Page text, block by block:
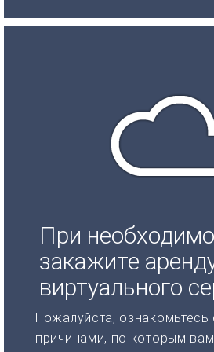
При
закажите
виртуального
Пожалуйста,
причинами, по которым